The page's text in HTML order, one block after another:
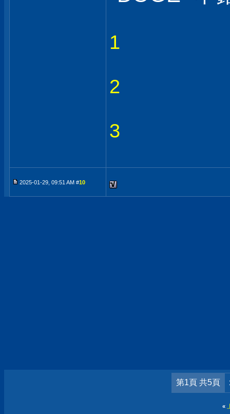
1
2
3
2025-01-29, 09:51 AM #10
第1頁 共5頁
«